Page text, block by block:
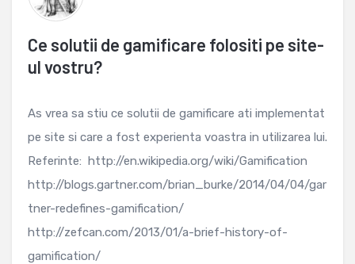
Ce solutii de gamificare folositi pe site-
ul vostru?
As vrea sa stiu ce solutii de gamificare ati implementat
pe site si care a fost experienta voastra in utilizarea lui.
Referinte: http://en.wikipedia.org/wiki/Gamification
http://blogs.gartner.com/brian_burke/2014/04/04/gar
tner-redefines-gamification/
http://zefcan.com/2013/01/a-brief-history-of-
gamification/